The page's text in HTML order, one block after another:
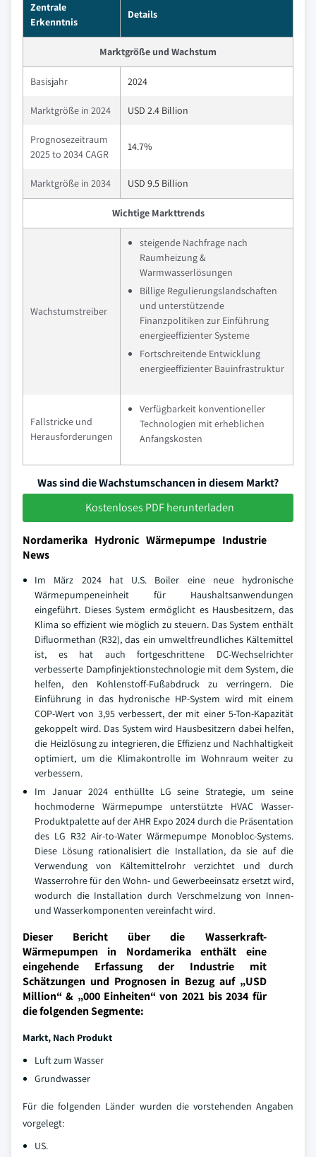
Zentrale
Erkenntnis
Details
Marktgröße und Wachstum
Basisjahr 2024
Marktgröße in 2024 USD 2.4 Billion
Prognosezeitraum
2025 to 2034 CAGR
14.7%
Marktgröße in 2034 USD 9.5 Billion
Wichtige Markttrends
Wachstumstreiber
steigende Nachfrage nach
Raumheizung &
Warmwasserlösungen
Billige Regulierungslandschaften
und unterstützende
Finanzpolitiken zur Einführung
energieeffizienter Systeme
Fortschreitende Entwicklung
energieeffizienter Bauinfrastruktur
Fallstricke und
Herausforderungen
Verfügbarkeit konventioneller
Technologien mit erheblichen
Anfangskosten
Was sind die Wachstumschancen in diesem Markt?
Kostenloses PDF herunterladen
Nordamerika Hydronic Wärmepumpe Industrie
News
Im März 2024 hat U.S. Boiler eine neue hydronische
Wärmepumpeneinheit für Haushaltsanwendungen
eingeführt. Dieses System ermöglicht es Hausbesitzern, das
Klima so effizient wie möglich zu steuern. Das System enthält
Difluormethan (R32), das ein umweltfreundliches Kältemittel
ist, es hat auch fortgeschrittene DC-Wechselrichter
verbesserte Dampfinjektionstechnologie mit dem System, die
helfen, den Kohlenstoff-Fußabdruck zu verringern. Die
Einführung in das hydronische HP-System wird mit einem
COP-Wert von 3,95 verbessert, der mit einer 5-Ton-Kapazität
gekoppelt wird. Das System wird Hausbesitzern dabei helfen,
die Heizlösung zu integrieren, die Effizienz und Nachhaltigkeit
optimiert, um die Klimakontrolle im Wohnraum weiter zu
verbessern.
Im Januar 2024 enthüllte LG seine Strategie, um seine
hochmoderne Wärmepumpe unterstützte HVAC Wasser-
Produktpalette auf der AHR Expo 2024 durch die Präsentation
des LG R32 Air-to-Water Wärmepumpe Monobloc-Systems.
Diese Lösung rationalisiert die Installation, da sie auf die
Verwendung von Kältemittelrohr verzichtet und durch
Wasserrohre für den Wohn- und Gewerbeeinsatz ersetzt wird,
wodurch die Installation durch Verschmelzung von Innen-
und Wasserkomponenten vereinfacht wird.
Dieser Bericht über die Wasserkraft-
Wärmepumpen in Nordamerika enthält eine
eingehende Erfassung der Industrie mit
Schätzungen und Prognosen in Bezug auf „USD
Million“ & „000 Einheiten“ von 2021 bis 2034 für
die folgenden Segmente:
Markt, Nach Produkt
Luft zum Wasser
Grundwasser
Für die folgenden Länder wurden die vorstehenden Angaben
vorgelegt:
US.